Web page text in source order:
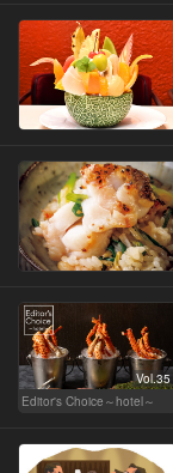
Vol.35
Editor's Choice～hotel～